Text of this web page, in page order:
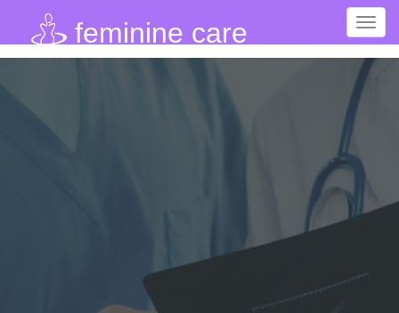
feminine care